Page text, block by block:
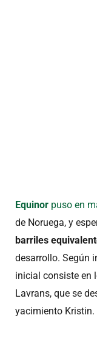
Equinor puso en
de Noruega, y
barriles
desarrollo. Según
inicial consiste en
Lavrans, que se
yacimiento Kristin.